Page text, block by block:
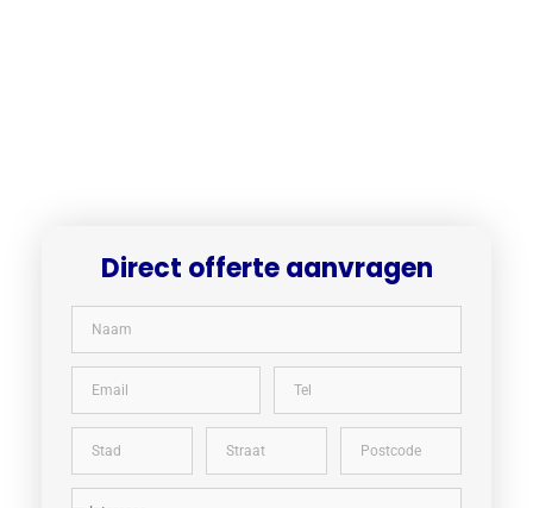
Direct offerte aanvragen​